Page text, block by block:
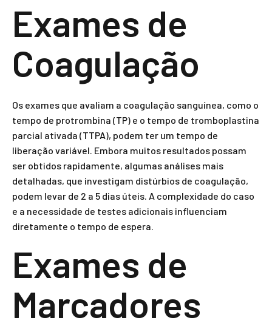
Exames de
Coagulação
Os exames que avaliam a coagulação sanguínea, como o
tempo de protrombina (TP) e o tempo de tromboplastina
parcial ativada (TTPA), podem ter um tempo de
liberação variável. Embora muitos resultados possam
ser obtidos rapidamente, algumas análises mais
detalhadas, que investigam distúrbios de coagulação,
podem levar de 2 a 5 dias úteis. A complexidade do caso
e a necessidade de testes adicionais influenciam
diretamente o tempo de espera.
Exames de
Marcadores